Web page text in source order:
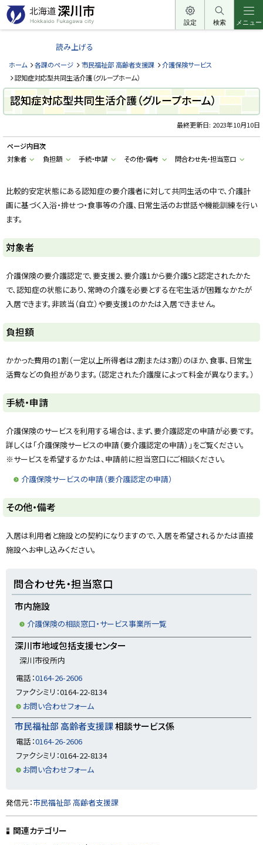
本
文
へ
ー
北
道
深
川
市
H
k
a
d
u
k
a
a
a
c
i
設定 検索 メニュー
読み上げる
ホーム 各課のページ 市民福祉部 高齢者支援課
介護保険サービス
認知症対応型共同生活介護（グループホーム）
認知症対応型共同生活介護（グループホーム）
最終更新日: 2023年10月10日
ページ内目次
対象者
負担額 手続・申請 その他・備考 問合わせ先・担当窓口
比較的安定状態にある認知症の要介護者に対して共同生活の中で、介護計
画に基づく入浴・排せつ・食事等の介護、日常生活のお世話や機能訓練を行い
ます。
対象者
介護保険の要介護認定で、要支援2、要介護1から要介護5と認定されたかた
で、認知症の状態にあり、常時の介護を必要とする在宅生活が困難なかたが
入居できます。非該当（自立）や要支援1のかたは入居できません。
ト
ッ
プ
に
る
負担額
かかった費用の1割（一定以上所得者は2割または3割）のほか、食事、日常生
活費などの負担があります。（認定された介護度によって料金が異なります。）
ト
ッ
プ
に
戻
手続・申請
介護保険のサービスを利用する場合は、まず、要介護認定の申請が必要です。
詳しくは「介護保険サービスの申請（要介護認定の申請）」をご覧ください。
※サービスを希望するかたは、申請前に担当窓口にご相談ください。
介護保険サービスの申請（要介護認定の申請）
ト
ッ
プ
に
その他・備考
入居は利用者と施設との契約になりますので、入居を希望されるかたは直接
施設へお申し込みください。
問合わせ先・担当窓口
市内施設
介護保険の相談窓口・サービス事業所一覧
深川市地域包括支援センター
深川市役所内
電話：0164-26-2606
ファクシミリ：0164-22-8134
お問い合わせフォーム
市民福祉部 高齢者支援課相談サービス係
電話：0164-26-2606
ファクシミリ：0164-22-8134
お問い合わせフォーム
ト
ッ
プ
発信元：市民福祉部 高齢者支援課
関連カテゴリー